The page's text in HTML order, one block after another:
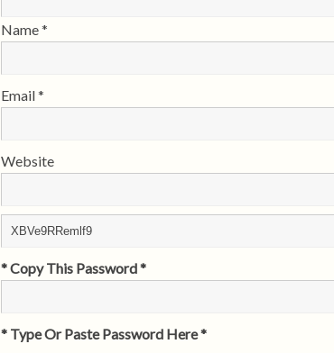
Name*
Email*
Website
* Copy This Password *
* Type Or Paste Password Here *